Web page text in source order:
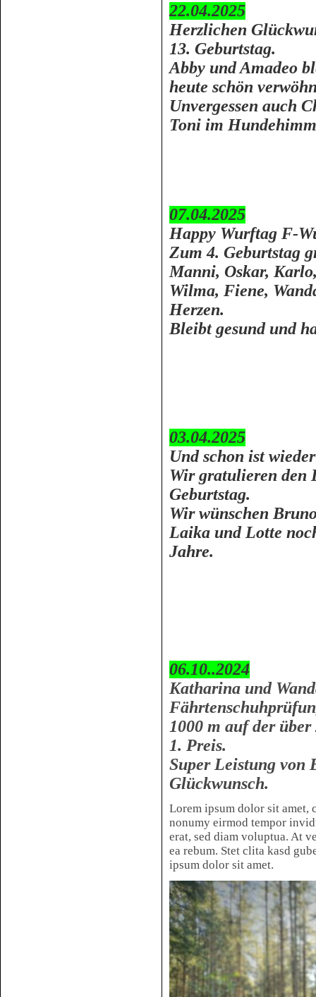
22.04.2025
Herzlichen
13. Geburtstag.
Abby und Amadeo
heute schön
Unvergessen auch
Toni im
07.04.2025
Happy Wurftag F-
Zum 4. Geburtstag
Manni, Oskar,
Wilma, Fiene,
Herzen.
Bleibt gesund und
03.04.2025
Und schon ist
Wir gratulieren den
Geburtstag.
Wir wünschen
Laika und Lotte
Jahre.
06.10..2024
Katharina und
1000 m auf der
1. Preis.
Super Leistung von
Glückwunsch.
Lorem ipsum dolor sit amet,
nonumy eirmod tempor
erat, sed diam voluptua. At
ea rebum. Stet clita kasd
ipsum dolor sit amet.